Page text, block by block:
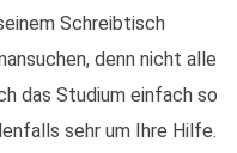
Schreibtisch
denn nicht alle
das Studium einfach so
sehr um Ihre Hilfe.